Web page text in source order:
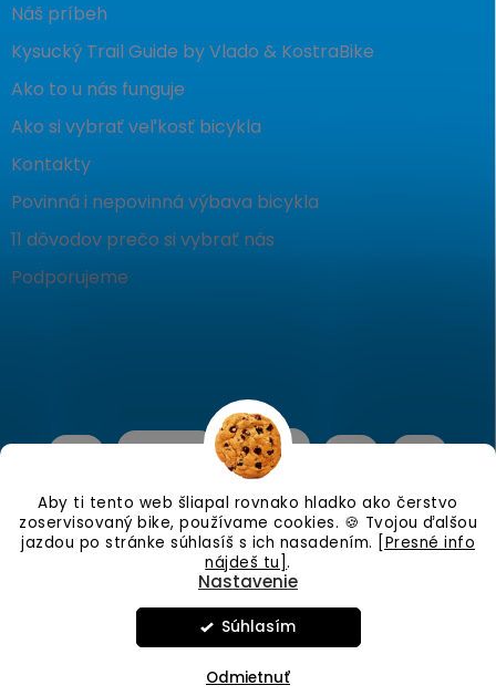
Aby ti tento web šliapal rovnako hladko ako čerstvo
zoservisovaný bike, používame cookies. 🍪 Tvojou ďalšou
jazdou po stránke súhlasíš s ich nasadením. [Presné info
nájdeš tu].
Nastavenie
Odmietnuť
Súhlasím
Náš príbeh
Kysucký Trail Guide by Vlado & KostraBike
Ako to u nás funguje
Ako si vybrať veľkosť bicykla
Kontakty
Povinná i nepovinná výbava bicykla
11 dôvodov prečo si vybrať nás
Podporujeme
Vytvoril Shoptet
nastavenie cookies